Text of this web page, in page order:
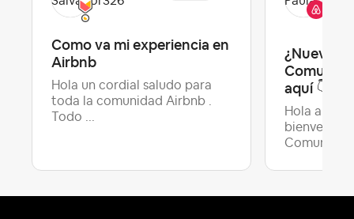
Como va mi experiencia en
Airbnb
Hola un cordial saludo para
toda la comunidad Airbnb .
Todo ...
¿Nuevo
aquí ‌👇
Hola a
bienvenida
Comun...